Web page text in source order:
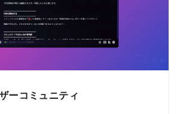
ーコミュニティ